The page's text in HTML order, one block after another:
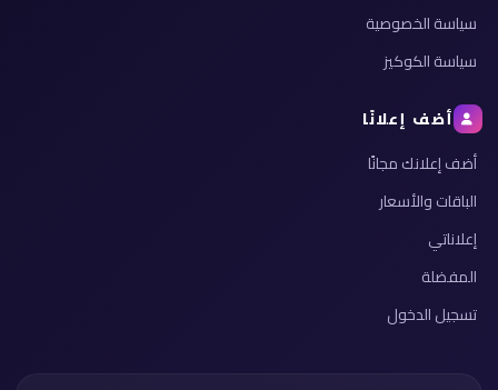
سياسة الخصوصية
سياسة الكوكيز
أضف إعلانًا
أضف إعلانك مجانًا
الباقات والأسعار
إعلاناتي
المفضلة
تسجيل الدخول